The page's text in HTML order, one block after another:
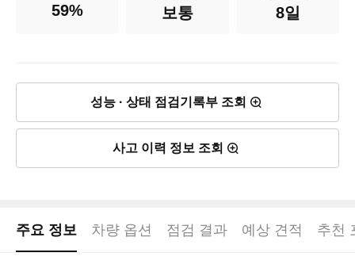
59% 보통 8일
성능 · 상태 점검기록부 조회
사고 이력 정보 조회
주요 정보 차량 옵션 점검 결과 예상 견적 추천